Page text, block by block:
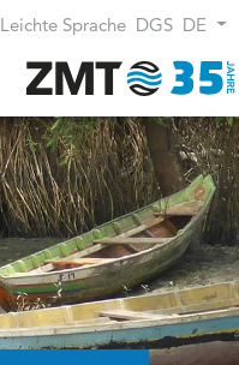
Leichte Sprache DGS DE